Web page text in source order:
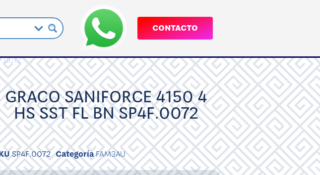
CONTACTO
GRACO SANIFORCE 4150 4
HS SST FL BN SP4F.0072
SP4F.0072 CategoríaFAM3AU